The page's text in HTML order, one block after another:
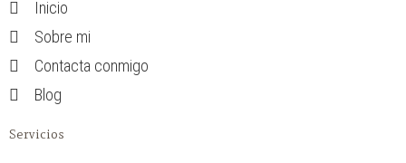
Inicio
Sobre mi
Contacta conmigo
Blog
Servicios